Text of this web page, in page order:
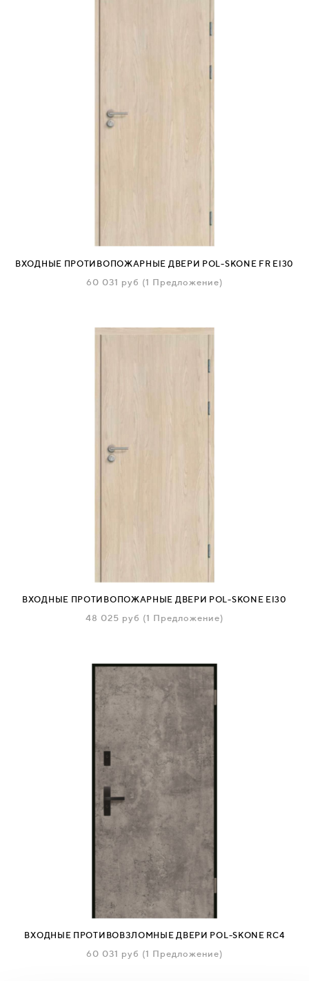
ВХОДНЫЕ ПРОТИВОПОЖАРНЫЕ ДВЕРИ POL-SKONE FR EI30
60 031 руб (1 Предложение)
ВХОДНЫЕ ПРОТИВОПОЖАРНЫЕ ДВЕРИ POL-SKONE EI30
48 025 руб (1 Предложение)
ВХОДНЫЕ ПРОТИВОВЗЛОМНЫЕ ДВЕРИ POL-SKONE RC4
60 031 руб (1 Предложение)